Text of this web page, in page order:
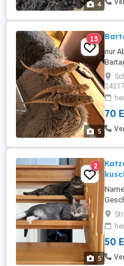
4
5
13
nur
gut
24217
70
5
2
50